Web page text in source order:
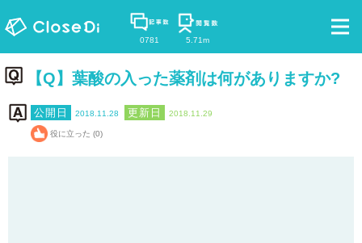
0781 5.71m
【Q】葉酸の入った薬剤は何がありますか?
2018.11.28 2018.11.29
役に立った (0)